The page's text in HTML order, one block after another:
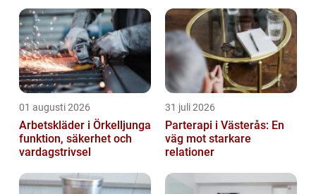
01 augusti 2026
Arbetskläder i Örkelljunga
funktion, säkerhet och
vardagstrivsel
31 juli 2026
Parterapi i Västerås: En
väg mot starkare
relationer